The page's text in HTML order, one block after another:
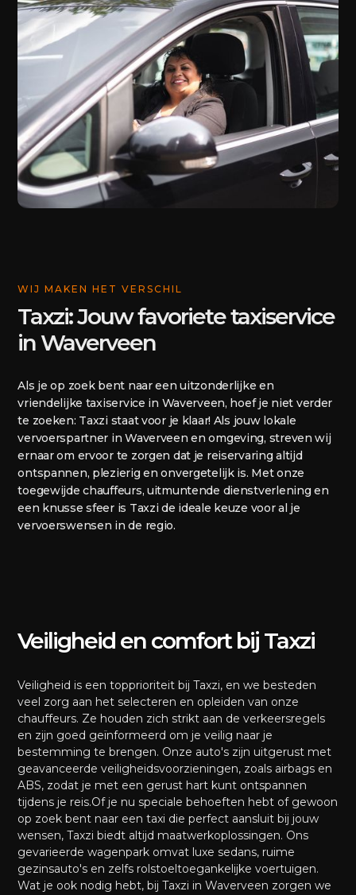
Als je op zoek bent naar een uitzonderlijke en
vriendelijke taxiservice in Waverveen, hoef je niet verder
te zoeken: Taxzi staat voor je klaar! Als jouw lokale
vervoerspartner in Waverveen en omgeving, streven wij
ernaar om ervoor te zorgen dat je reiservaring altijd
ontspannen, plezierig en onvergetelijk is. Met onze
toegewijde chauffeurs, uitmuntende dienstverlening en
een knusse sfeer is Taxzi de ideale keuze voor al je
vervoerswensen in de regio.
WIJ MAKEN HET VERSCHIL
Taxzi: Jouw favoriete taxiservice
in Waverveen
Veiligheid en comfort bij Taxzi
Veiligheid is een topprioriteit bij Taxzi, en we besteden
veel zorg aan het selecteren en opleiden van onze
chauffeurs. Ze houden zich strikt aan de verkeersregels
en zijn goed geïnformeerd om je veilig naar je
bestemming te brengen. Onze auto's zijn uitgerust met
geavanceerde veiligheidsvoorzieningen, zoals airbags en
ABS, zodat je met een gerust hart kunt ontspannen
tijdens je reis.Of je nu speciale behoeften hebt of gewoon
op zoek bent naar een taxi die perfect aansluit bij jouw
wensen, Taxzi biedt altijd maatwerkoplossingen. Ons
gevarieerde wagenpark omvat luxe sedans, ruime
gezinsauto's en zelfs rolstoeltoegankelijke voertuigen.
Wat je ook nodig hebt, bij Taxzi in Waverveen zorgen we